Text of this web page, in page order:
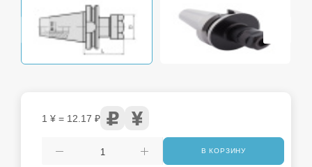
1 ¥ = 12.17 ₽
В КОРЗИНУ